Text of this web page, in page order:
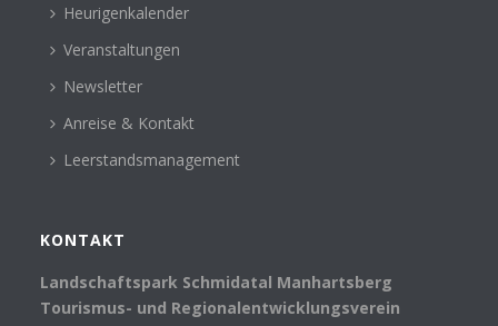
Heurigenkalender
Veranstaltungen
Newsletter
Anreise & Kontakt
Leerstandsmanagement
KONTAKT
Landschaftspark Schmidatal Manhartsberg
Tourismus- und Regionalentwicklungsverein